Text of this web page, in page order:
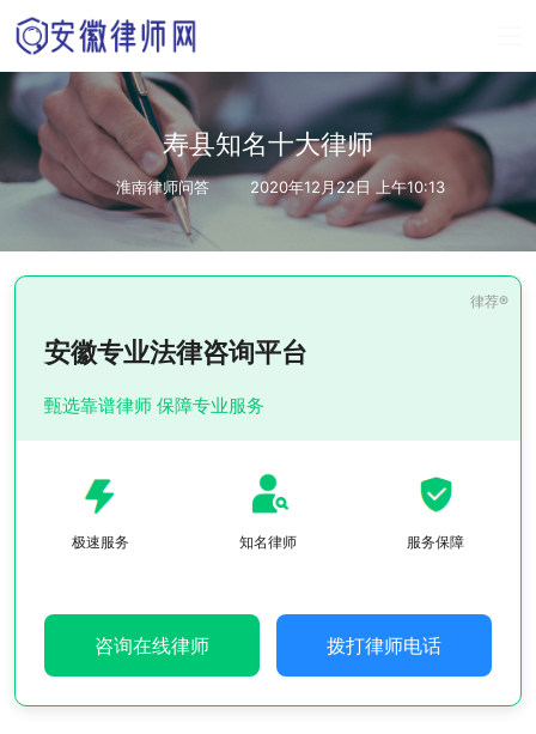
寿县知名十大律师
淮南律师问答 2020年12月22日 上午10:13
安徽专业法律咨询平台
甄选靠谱律师 保障专业服务
极速服务 知名律师 服务保障
咨询在线律师 拨打律师电话